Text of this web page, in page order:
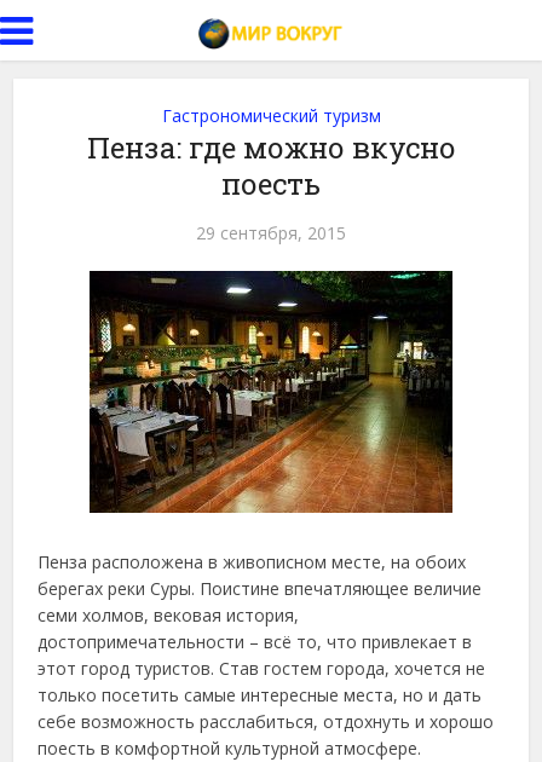
Гастрономический туризм
Пенза: где можно вкусно
поесть
29 сентября, 2015
Пенза расположена в живописном месте, на обоих
берегах реки Суры. Поистине впечатляющее величие
семи холмов, вековая история,
достопримечательности – всё то, что привлекает в
этот город туристов. Став гостем города, хочется не
только посетить самые интересные места, но и дать
себе возможность расслабиться, отдохнуть и хорошо
поесть в комфортной культурной атмосфере.